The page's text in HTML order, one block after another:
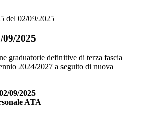
del 02/09/2025
2025
graduatorie definitive di terza fascia
2024/2027 a seguito di nuova
09/2025
ATA